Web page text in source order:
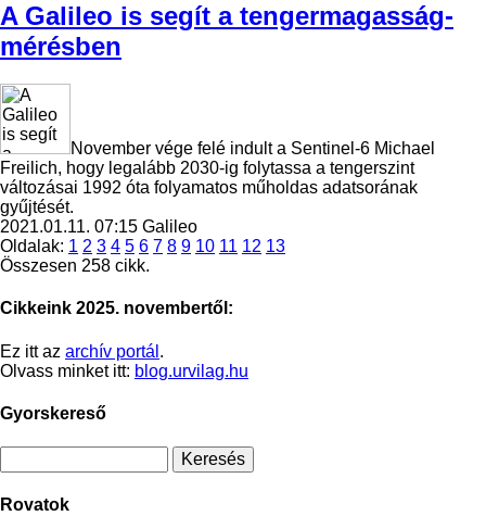
A Galileo is segít a tengermagasság-
mérésben
November vége felé indult a Sentinel-6 Michael
Freilich, hogy legalább 2030-ig folytassa a tengerszint
változásai 1992 óta folyamatos műholdas adatsorának
gyűjtését.
2021.01.11. 07:15 Galileo
Oldalak: 1 2 3 4 5 6 7 8 9 10 11 12 13
Összesen 258 cikk.
Cikkeink 2025. novembertől:
Ez itt az archív portál .
Olvass minket itt: blog.urvilag.hu
Gyorskereső
Rovatok